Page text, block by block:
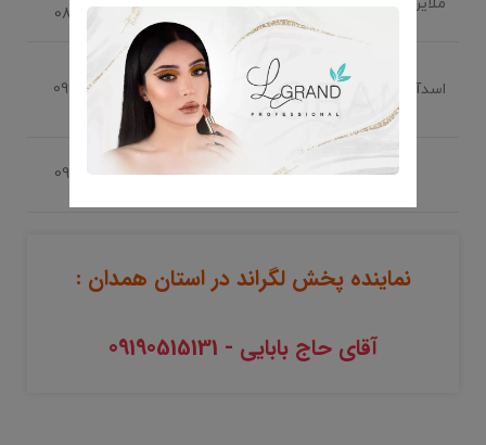
شهرداری، آرایشی زندیه
0813220575
اسدآباد
خیابان ابوذر، مجتمع
تجاری عطر، آرایشی
محمودی
09918362667
میدان مطهری، ابتدای
09189160747
نماینده پخش لگراند در استان همدان :
آقای حاج بابایی - 09190515131